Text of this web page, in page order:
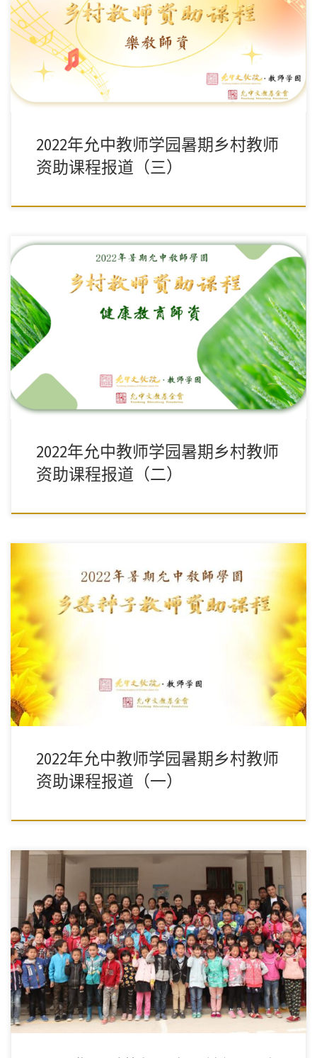
怎么样能够从课堂开始，从家园开始，进而普及到整个社会，恢复
我们礼乐文明的端正景象，恢复我们天、人顺畅的该有的文明景
象，很不容易，但是很值得我们每一位去践行。
2022年允中教师学园暑期乡村教师
资助课程报道（三）
希望所有的老师们都能拥有人生的健康、富足、圆满、智慧，希望
所有的老师们都能够在工作和生活当中，把老祖宗留给我们的这些
宝贵的东西运用得很好，然后给身边的人和给孩子们能够传递得非
常好。
2022年允中教师学园暑期乡村教师
资助课程报道（二）
祝愿各位老师都能以“百折不回之真心”在领悟经典、知行合一的过
程中不断提升、走向突破，让自己成为中华文明的真种子，在教学
上实现“万变不穷之妙用”，在最平凡的岗位上实现教与学的新境
界！
2022年允中教师学园暑期乡村教师
资助课程报道（一）
教育是“培根铸魂”的力量，回归中国文化教育精神是国民教育整体
面临的问题，需要系统、深入的中国文化教育科研的支撑。诚然，
乡村教育现状的改善，可以由公益的力量做前行探索，但问题的解
决却一定需要社会各界有识之士、爱心人士的共同努力！我们期待
这一天早日到来，而“乡恩行动”，永远在行动！